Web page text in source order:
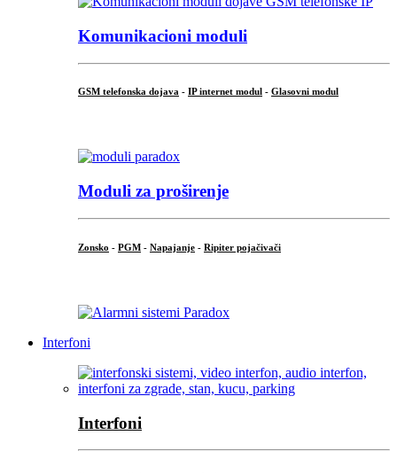
Komunikacioni moduli
GSM telefonska dojava - IP internet modul - Glasovni modul
Moduli za proširenje
Zonsko - PGM - Napajanje - Ripiter pojačivači
Interfoni
Interfoni